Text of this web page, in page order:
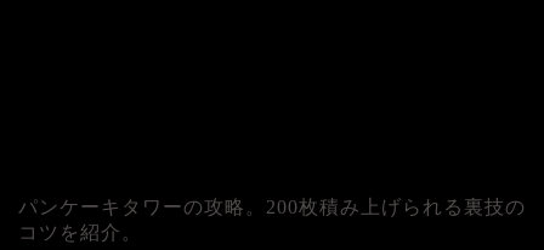
パンケーキタワーの攻略。200枚積み上げられる裏技の
コツを紹介。